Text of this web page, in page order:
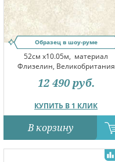
Образец в шоу-руме
52см x10.05м, материал
Флизелин, Великобритания
КУПИТЬ В 1 КЛИК
12 490 руб.
В корзину